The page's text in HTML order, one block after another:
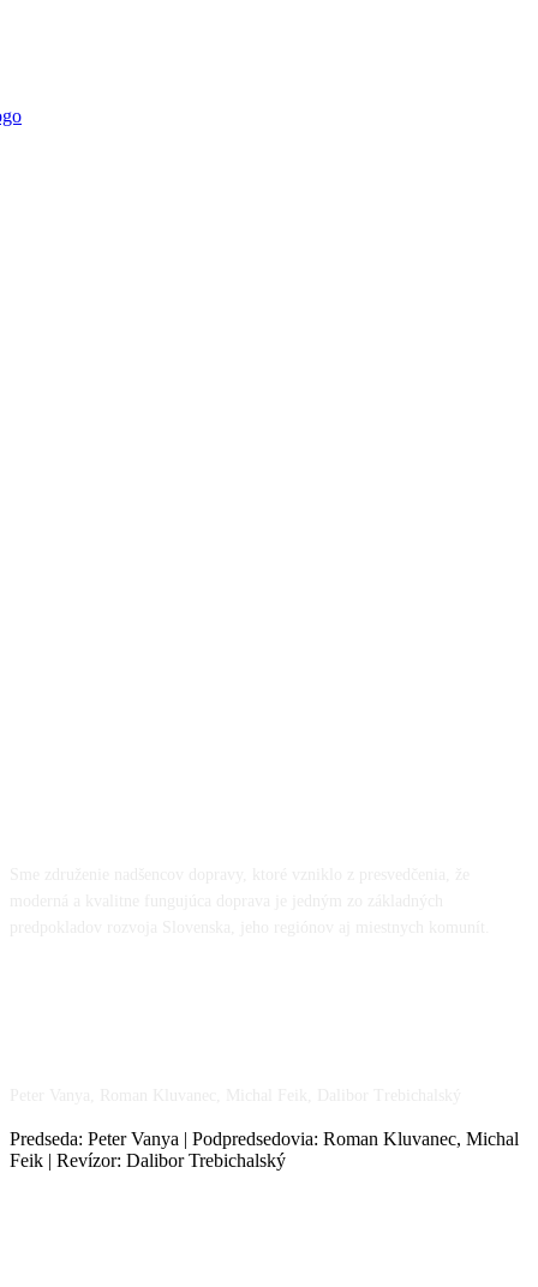
Predseda: Peter Vanya | Podpredsedovia: Roman Kluvanec, Michal
Feik | Revízor: Dalibor Trebichalský